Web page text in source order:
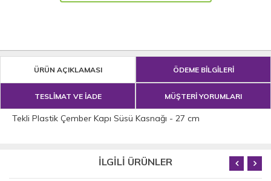
ÜRÜN AÇIKLAMASI ÖDEME BİLGİLERİ
TESLİMAT VE İADE MÜŞTERİ YORUMLARI
Tekli Plastik Çember Kapı Süsü Kasnağı - 27 cm
İLGİLİ ÜRÜNLER